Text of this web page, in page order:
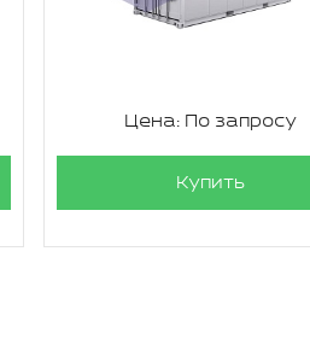
Цена: По запросу
Купить